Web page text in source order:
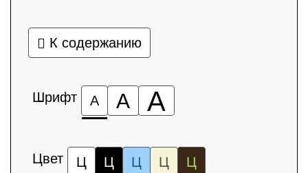
К содержанию
Шрифт А А А
Цвет Ц Ц Ц Ц Ц